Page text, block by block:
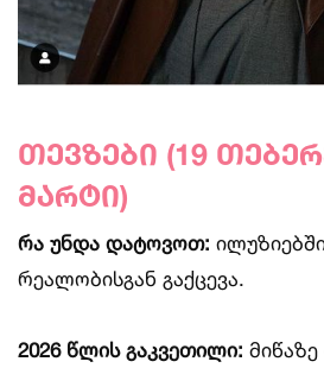
თევზები (19
მარტი)
რა უნდა დატოვოთ:
რეალობისგან გაქცევა.
2026 წლის გაკვეთილი: